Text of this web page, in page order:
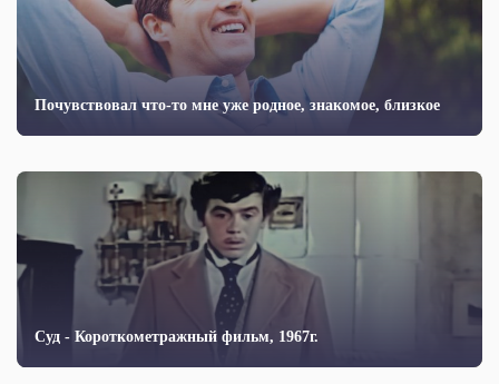
Почувствовал что-то мне уже родное, знакомое, близкое
Суд - Короткометражный фильм, 1967г.